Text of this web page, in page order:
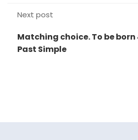
Next post
Matching choice. To be born
Past Simple